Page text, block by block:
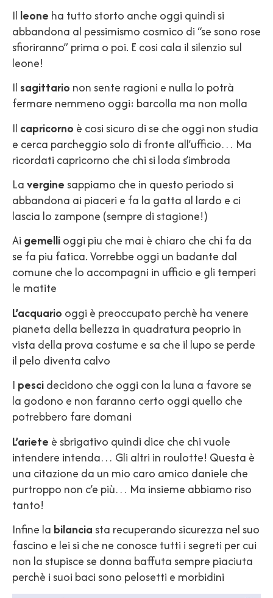
Il leone ha tutto storto anche oggi quindi si
abbandona al pessimismo cosmico di “se sono rose
sfioriranno” prima o poi. E cosi cala il silenzio sul
leone!
Il sagittario non sente ragioni e nulla lo potrà
fermare nemmeno oggi: barcolla ma non molla
Il capricorno è cosi sicuro di se che oggi non studia
e cerca parcheggio solo di fronte all’ufficio… Ma
ricordati capricorno che chi si loda s’imbroda
Lavergine sappiamo che in questo periodo si
abbandona ai piaceri e fa la gatta al lardo e ci
lascia lo zampone (sempre di stagione!)
Ai gemellioggi piu che mai è chiaro che chi fa da
se fa piu fatica. Vorrebbe oggi un badante dal
comune che lo accompagni in ufficio e gli temperi
le matite
L’acquario oggi è preoccupato perchè ha venere
pianeta della bellezza in quadratura peoprio in
vista della prova costume e sa che il lupo se perde
il pelo diventa calvo
I pescidecidono che oggi con la luna a favore se
la godono e non faranno certo oggi quello che
potrebbero fare domani
L’ariete è sbrigativo quindi dice che chi vuole
intendere intenda… Gli altri in roulotte! Questa è
una citazione da un mio caro amico daniele che
purtroppo non c’e più… Ma insieme abbiamo riso
tanto!
Infine la bilancia sta recuperando sicurezza nel suo
fascino e lei si che ne conosce tutti i segreti per cui
non la stupisce se donna baffuta sempre piaciuta
perchè i suoi baci sono pelosetti e morbidini